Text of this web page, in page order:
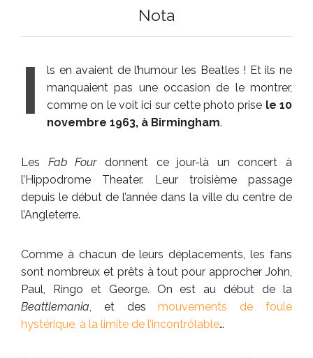
Nota
I
ls en avaient de l’humour les Beatles ! Et ils ne
manquaient pas une occasion de le montrer,
comme on le voit ici sur cette photo prise le 10
novembre 1963, à Birmingham.
Les Fab Fourdonnent ce jour-là un concert à
l’Hippodrome Theater. Leur troisième passage
depuis le début de l’année dans la ville du centre de
l’Angleterre.
Comme à chacun de leurs déplacements, les fans
sont nombreux et prêts à tout pour approcher John,
Paul, Ringo et George. On est au début de la
Beattlemania , et desmouvements de foule
hystérique, à la limite de l’incontrôlable…